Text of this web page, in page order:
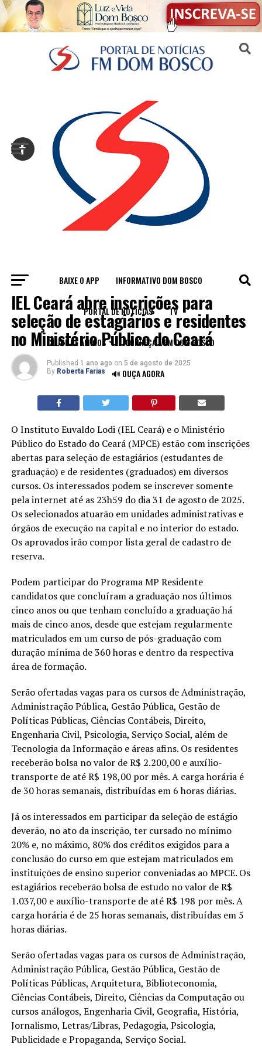
BAIXE O APP INFORMATIVO DOM BOSCO
PORTAL DE NOTÍCIAS TV
CLUBE DE AMIGOS CONHEÇA A FM DOM BOSCO
🔊 OUÇA AGORA
VAGAS
IEL Ceará abre inscrições para
seleção de estagiários e residentes
no Ministério Público do Ceará
Published 1 ano ago on 5 de agosto de 2025
By Roberta Farias
O Instituto Euvaldo Lodi (IEL Ceará) e o Ministério
Público do Estado do Ceará (MPCE) estão com inscrições
abertas para seleção de estagiários (estudantes de
graduação) e de residentes (graduados) em diversos
cursos. Os interessados podem se inscrever somente
pela internet até as 23h59 do dia 31 de agosto de 2025.
Os selecionados atuarão em unidades administrativas e
órgãos de execução na capital e no interior do estado.
Os aprovados irão compor lista geral de cadastro de
reserva.
Podem participar do Programa MP Residente
candidatos que concluíram a graduação nos últimos
cinco anos ou que tenham concluído a graduação há
mais de cinco anos, desde que estejam regularmente
matriculados em um curso de pós-graduação com
duração mínima de 360 horas e dentro da respectiva
área de formação.
Serão ofertadas vagas para os cursos de Administração,
Administração Pública, Gestão Pública, Gestão de
Políticas Públicas, Ciências Contábeis, Direito,
Engenharia Civil, Psicologia, Serviço Social, além de
Tecnologia da Informação e áreas afins. Os residentes
receberão bolsa no valor de R$ 2.200,00 e auxílio-
transporte de até R$ 198,00 por mês. A carga horária é
de 30 horas semanais, distribuídas em 6 horas diárias.
Já os interessados em participar da seleção de estágio
deverão, no ato da inscrição, ter cursado no mínimo
20% e, no máximo, 80% dos créditos exigidos para a
conclusão do curso em que estejam matriculados em
instituições de ensino superior conveniadas ao MPCE. Os
estagiários receberão bolsa de estudo no valor de R$
1.037,00 e auxílio-transporte de até R$ 198 por mês. A
carga horária é de 25 horas semanais, distribuídas em 5
horas diárias.
Serão ofertadas vagas para os cursos de Administração,
Administração Pública, Gestão Pública, Gestão de
Políticas Públicas, Arquitetura, Biblioteconomia,
Ciências Contábeis, Direito, Ciências da Computação ou
cursos análogos, Engenharia Civil, Geografia, História,
Jornalismo, Letras/Libras, Pedagogia, Psicologia,
Publicidade e Propaganda, Serviço Social.
Sair da versão mobile